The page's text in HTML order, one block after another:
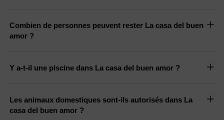
Combien de personnes peuvent rester La casa del buen
amor ?
Y a-t-il une piscine dans La casa del buen amor ?
Les animaux domestiques sont-ils autorisés dans La
casa del buen amor ?